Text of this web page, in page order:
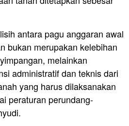
antara pagu anggaran awal
bukan merupakan kelebihan
melainkan
administratif dan teknis dari
yang harus dilaksanakan
peraturan perundang-